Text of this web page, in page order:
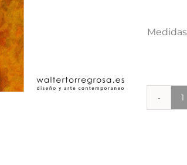
Medidas